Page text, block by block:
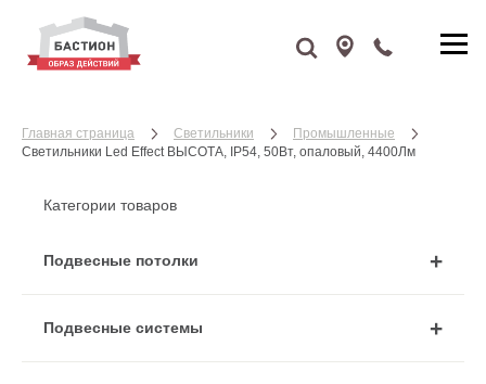
Главная страница Cветильники
Промышленные
Cветильники Led Effect ВЫСОТА, IP54, 50Вт, опаловый, 4400Лм
Категории товаров
Подвесные потолки
Подвесные системы